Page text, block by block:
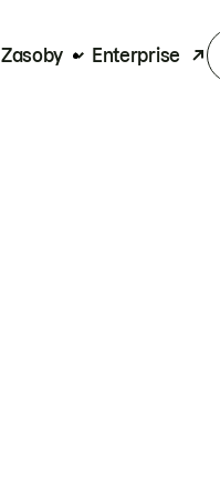
Zasoby Enterprise